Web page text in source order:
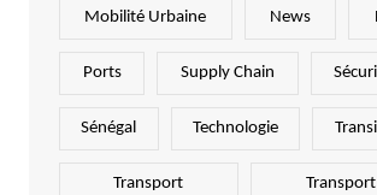
Mobilité Urbaine News
Ports Supply Chain
Sénégal Technologie
Transport